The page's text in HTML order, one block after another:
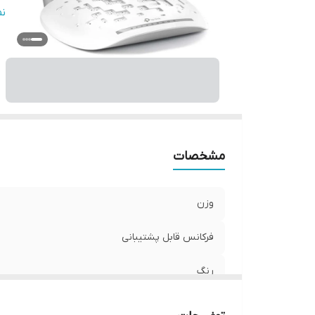
مشخصات
وزن
فرکانس قابل پشتیبانی
رنگ